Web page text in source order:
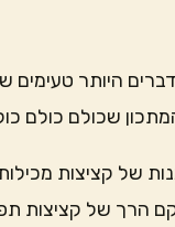
היותר טעימים
שכולם כולם
של קציצות
הרך של קציצות